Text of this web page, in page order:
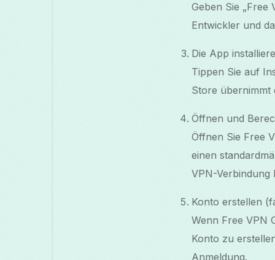
Geben Sie „Free
Entwickler und
Die App
Tippen Sie auf
Store übernimmt
Öffnen und
Öffnen Sie Free
einen
VPN-Verbindung
Konto erstellen
Wenn Free VPN
Konto zu
Anmeldung.